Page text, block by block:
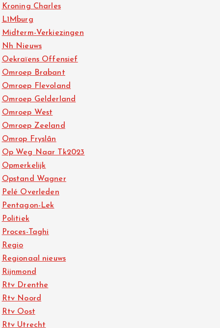
Kroning Charles
L1Mburg
Midterm-Verkiezingen
Nh Nieuws
Oekraïens Offensief
Omroep Brabant
Omroep Flevoland
Omroep Gelderland
Omroep West
Omroep Zeeland
Omrop Fryslân
Op Weg Naar Tk2023
Opmerkelijk
Opstand Wagner
Pelé Overleden
Pentagon-Lek
Politiek
Proces-Taghi
Regio
Regionaal nieuws
Rijnmond
Rtv Drenthe
Rtv Noord
Rtv Oost
Rtv Utrecht